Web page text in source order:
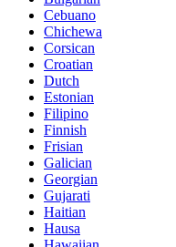
Cebuano
Chichewa
Corsican
Croatian
Dutch
Estonian
Filipino
Finnish
Frisian
Galician
Georgian
Gujarati
Haitian
Hausa